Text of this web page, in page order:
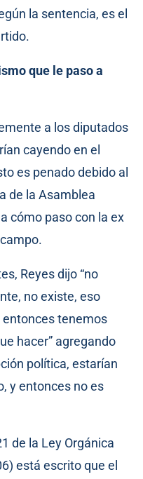
la sentencia, es el
que le paso a
a los diputados
cayendo en el
es penado debido al
de la Asamblea
cómo paso con la ex
Reyes dijo “no
no existe, eso
tenemos
hacer” agregando
política, estarían
y entonces no es
de la Ley Orgánica
está escrito que el